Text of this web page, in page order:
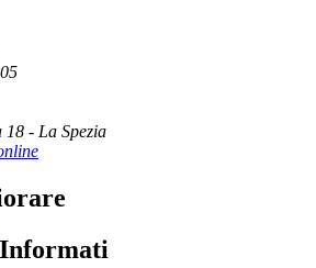
- La Spezia
Informati